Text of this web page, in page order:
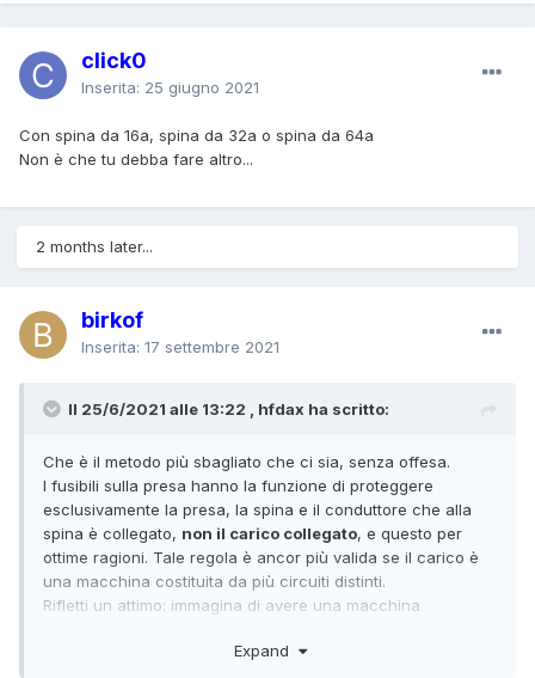
click0
Inserita: 25 giugno 2021
Con spina da 16a, spina da 32a o spina da 64a
Non è che tu debba fare altro...
2 months later...
birkof
Inserita: 17 settembre 2021
Il 25/6/2021 alle 13:22 , hfdax ha scritto:
Che è il metodo più sbagliato che ci sia, senza offesa.
I fusibili sulla presa hanno la funzione di proteggere
esclusivamente la presa, la spina e il conduttore che alla
spina è collegato, non il carico collegato, e questo per
ottime ragioni. Tale regola è ancor più valida se il carico è
una macchina costituita da più circuiti distinti.
Rifletti un attimo: immagina di avere una macchina
assorbimento, ad esempio un motore da 10A, una
Expand